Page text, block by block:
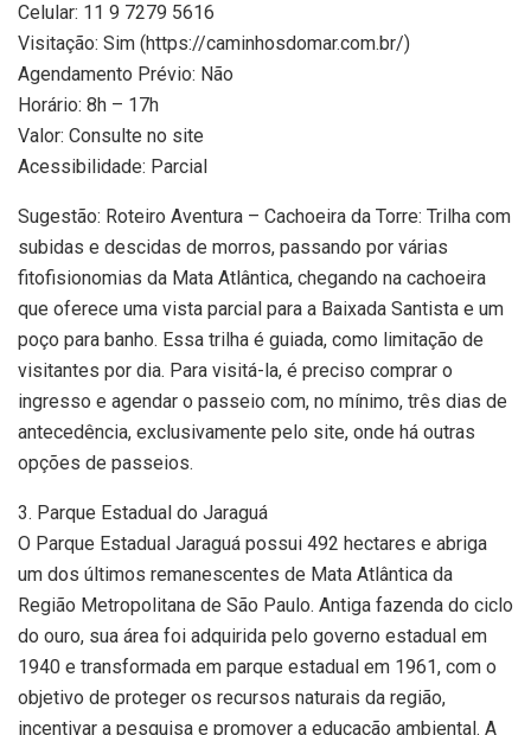
Celular: 11 9 7279 5616
Visitação: Sim (https://caminhosdomar.com.br/)
Agendamento Prévio: Não
Horário: 8h – 17h
Valor: Consulte no site
Acessibilidade: Parcial
Sugestão: Roteiro Aventura – Cachoeira da Torre: Trilha com
subidas e descidas de morros, passando por várias
fitofisionomias da Mata Atlântica, chegando na cachoeira
que oferece uma vista parcial para a Baixada Santista e um
poço para banho. Essa trilha é guiada, como limitação de
visitantes por dia. Para visitá-la, é preciso comprar o
ingresso e agendar o passeio com, no mínimo, três dias de
antecedência, exclusivamente pelo site, onde há outras
opções de passeios.
3. Parque Estadual do Jaraguá
O Parque Estadual Jaraguá possui 492 hectares e abriga
um dos últimos remanescentes de Mata Atlântica da
Região Metropolitana de São Paulo. Antiga fazenda do ciclo
do ouro, sua área foi adquirida pelo governo estadual em
1940 e transformada em parque estadual em 1961, com o
objetivo de proteger os recursos naturais da região,
incentivar a pesquisa e promover a educação ambiental. A